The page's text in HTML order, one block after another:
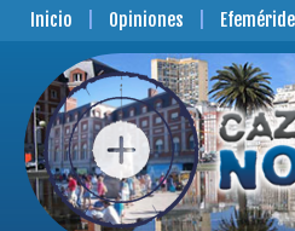
Inicio Opiniones